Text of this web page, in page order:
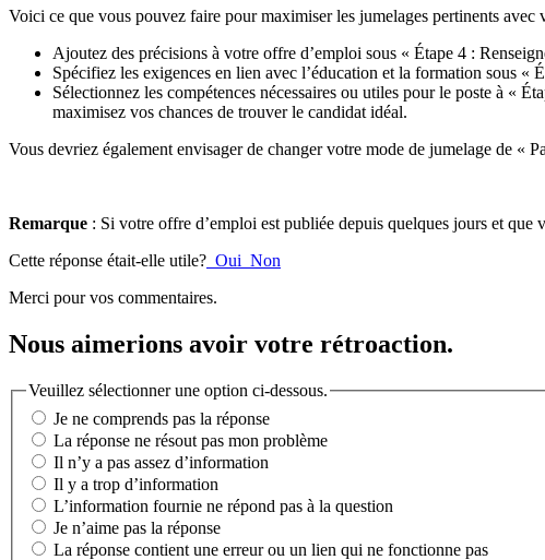
Voici ce que vous pouvez faire pour maximiser les jumelages pertinents avec
Ajoutez des précisions à votre offre d’emploi sous « Étape 4 :
Spécifiez les exigences en lien avec l’éducation et la formation sous «
Sélectionnez les compétences nécessaires ou utiles pour le poste à «
maximisez vos chances de trouver le candidat idéal.
Vous devriez également envisager de changer votre mode de jumelage de «
Remarque : Si votre offre d’emploi est publiée depuis quelques jours et que
Cette réponse était-elle utile? Oui Non
Merci pour vos commentaires.
Nous aimerions avoir votre rétroaction.
Veuillez sélectionner une option ci-dessous.
Je ne comprends pas la réponse
La réponse ne résout pas mon problème
Il n’y a pas assez d’information
Il y a trop d’information
L’information fournie ne répond pas à la question
Je n’aime pas la réponse
La réponse contient une erreur ou un lien qui ne fonctionne pas